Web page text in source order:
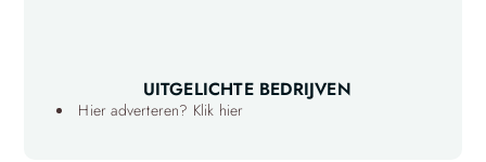
UITGELICHTE BEDRIJVEN
Hier adverteren? Klik hier